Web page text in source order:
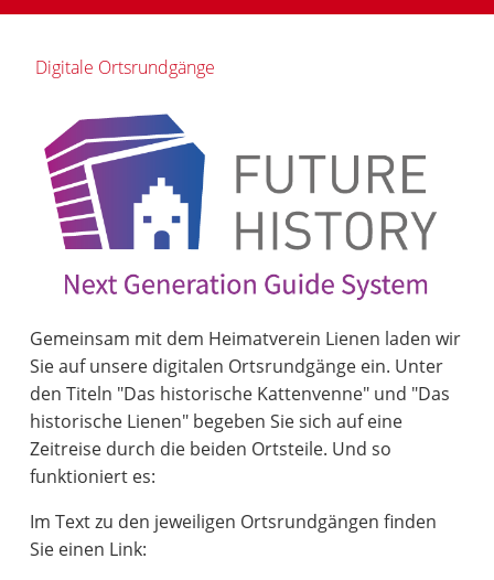
Digitale Ortsrundgänge
Gemeinsam mit dem Heimatverein Lienen laden wir
Sie auf unsere digitalen Ortsrundgänge ein. Unter
den Titeln "Das historische Kattenvenne" und "Das
historische Lienen" begeben Sie sich auf eine
Zeitreise durch die beiden Ortsteile. Und so
funktioniert es:
Im Text zu den jeweiligen Ortsrundgängen finden
Sie einen Link: